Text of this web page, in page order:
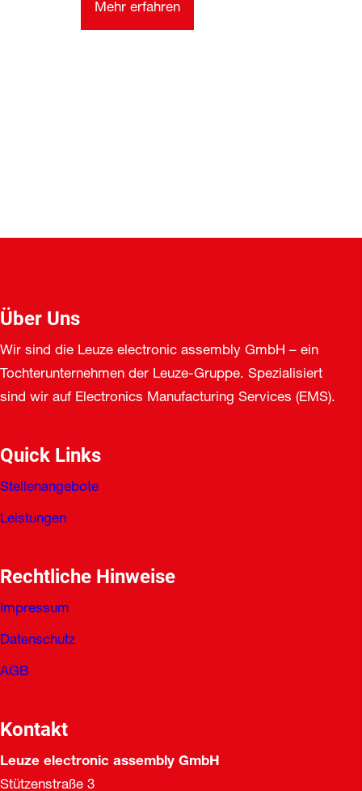
Mehr erfahren
Über Uns
Wir sind die Leuze electronic assembly GmbH – ein
Tochterunternehmen der Leuze-Gruppe. Spezialisiert
sind wir auf Electronics Manufacturing Services (EMS).
Quick Links
Stellenangebote
Leistungen
Rechtliche Hinweise
Impressum
Datenschutz
AGB
Kontakt
Leuze electronic assembly GmbH
Stützenstraße 3